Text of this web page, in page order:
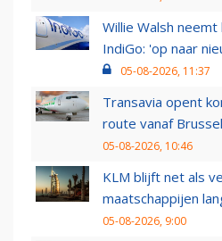
Willie Walsh
IndiGo: 'op naar
05-08-2026, 11:37
Transavia opent
route vanaf
05-08-2026, 10:46
KLM blijft net als
maatschappijen
05-08-2026, 9:00